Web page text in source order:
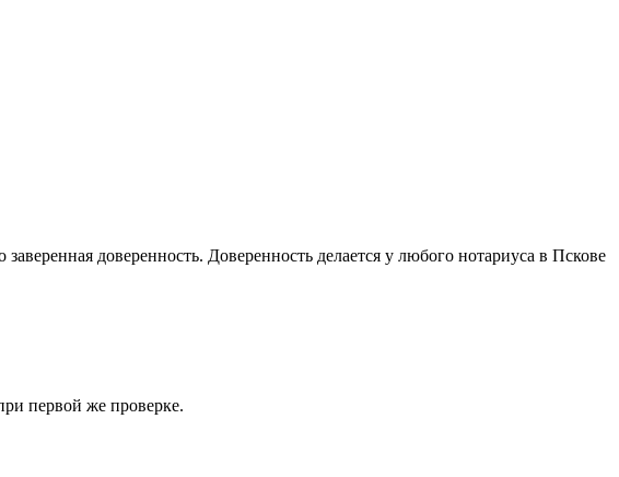
доверенность. Доверенность делается у любого нотариуса в Пскове
первой же проверке.